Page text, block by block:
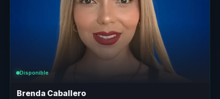
Disponible
Brenda Caballero